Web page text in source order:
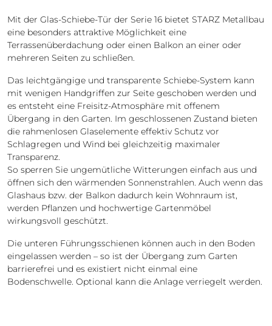
Mit der Glas-Schiebe-Tür der Serie 16 bietet STARZ Metallbau
eine besonders attraktive Möglichkeit eine
Terrassenüberdachung oder einen Balkon an einer oder
mehreren Seiten zu schließen.
Das leichtgängige und transparente Schiebe-System kann
mit wenigen Handgriffen zur Seite geschoben werden und
es entsteht eine Freisitz-Atmosphäre mit offenem
Übergang in den Garten. Im geschlossenen Zustand bieten
die rahmenlosen Glaselemente effektiv Schutz vor
Schlagregen und Wind bei gleichzeitig maximaler
Transparenz.
So sperren Sie ungemütliche Witterungen einfach aus und
öffnen sich den wärmenden Sonnenstrahlen. Auch wenn das
Glashaus bzw. der Balkon dadurch kein Wohnraum ist,
werden Pflanzen und hochwertige Gartenmöbel
wirkungsvoll geschützt.
Die unteren Führungsschienen können auch in den Boden
eingelassen werden – so ist der Übergang zum Garten
barrierefrei und es existiert nicht einmal eine
Bodenschwelle. Optional kann die Anlage verriegelt werden.